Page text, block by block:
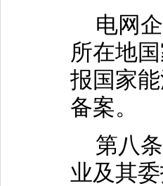
电网企
所在地
报国家
备案。
第八条
业及其